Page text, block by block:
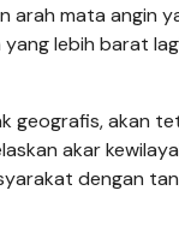
arah mata angin
lebih barat
geografis, akan
akar
dengan